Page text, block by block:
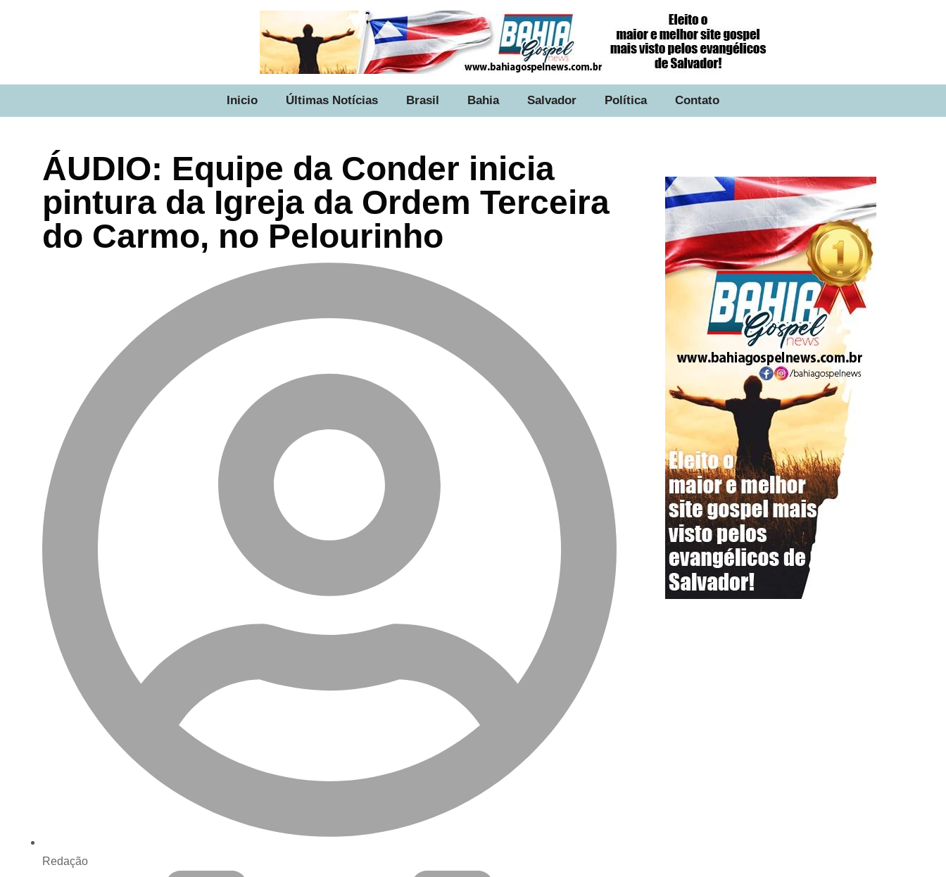
Inicio Últimas Notícias Brasil Bahia Salvador Política Contato
ÁUDIO: Equipe da Conder inicia
pintura da Igreja da Ordem Terceira
do Carmo, no Pelourinho
Redação